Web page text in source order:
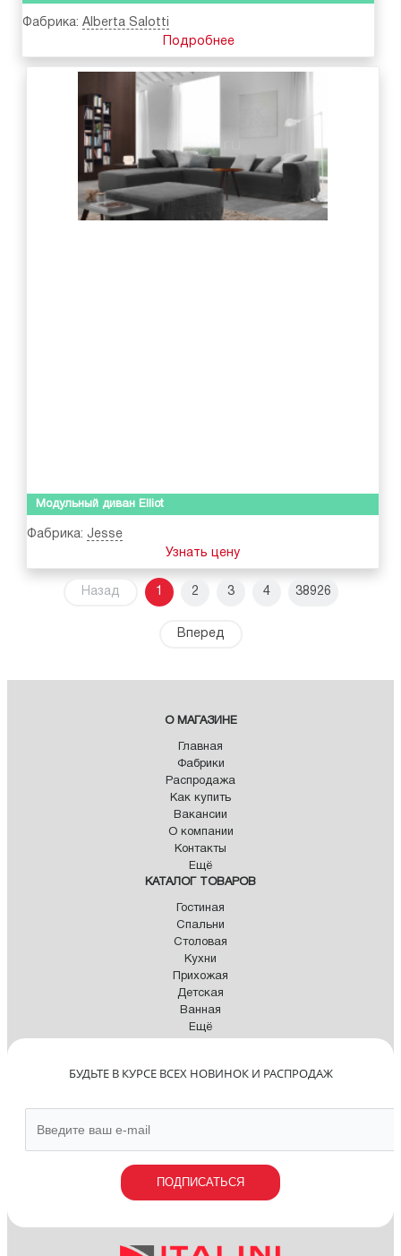
Фабрика: Alberta Salotti
Подробнее
Модульный диван Elliot
Фабрика: Jesse
Узнать цену
Назад 1 2 3 4 38926
Вперед
О МАГАЗИНЕ
Главная
Фабрики
Распродажа
Как купить
Вакансии
О компании
Контакты
Ещё
КАТАЛОГ ТОВАРОВ
Гостиная
Спальни
Столовая
Кухни
Прихожая
Детская
Ванная
Ещё
БУДЬТЕ В КУРСЕ ВСЕХ НОВИНОК И РАСПРОДАЖ
ПОДПИСАТЬСЯ